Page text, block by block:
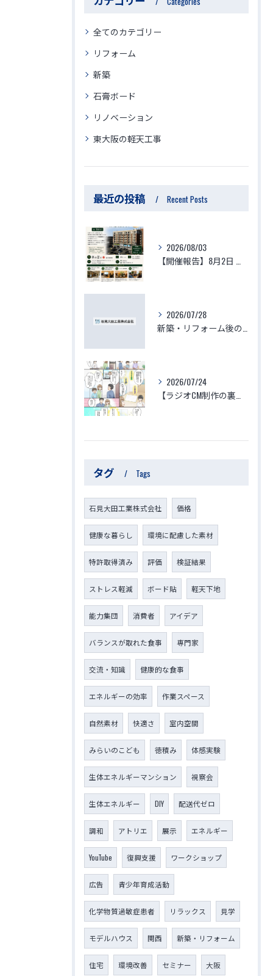
全てのカテゴリー
リフォーム
新築
石膏ボード
リノベーション
東大阪の軽天工事
最近の投稿 Recent Posts
2026/08/03
2026/07/28
2026/07/24
タグ Tags
石見大田工業株式会社 価格
健康な暮らし 環境に配慮した素材
特許取得済み 評価 検証結果
ストレス軽減 ボード貼 軽天下地
能力集団 消費者 アイデア
バランスが取れた食事 専門家
交流・知識 健康的な食事
エネルギーの効率 作業スペース
自然素材 快適さ 室内空間
みらいのこども 徳積み 体感実験
生体エネルギーマンション 視察会
生体エネルギー DIY 配送代ゼロ
調和 アトリエ 展示 エネルギー
YouTube 復興支援 ワークショップ
広告 青少年育成活動
化学物質過敏症患者 リラックス 見学
モデルハウス 関西 新築・リフォーム
住宅 環境改善 セミナー 大阪